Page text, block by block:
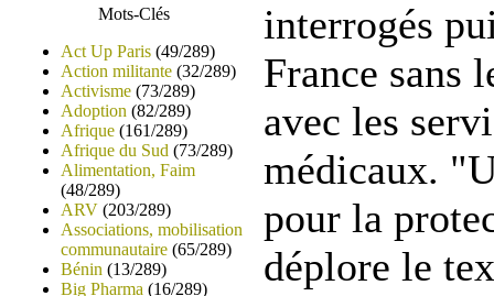
Mots-Clés
Act Up Paris (49/289)
Action militante (32/289)
Activisme (73/289)
Adoption (82/289)
Afrique (161/289)
Afrique du Sud (73/289)
Alimentation, Faim
(48/289)
ARV (203/289)
Associations, mobilisation
communautaire (65/289)
Bénin (13/289)
Big Pharma (16/289)
interrogés
France sans
avec les
médicaux.
pour la
déplore le